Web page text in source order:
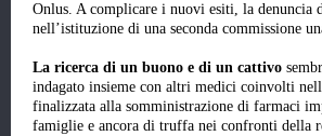
Onlus. A complicare i nuovi esiti, la denuncia
nell’istituzione di una seconda commissione
La ricerca di un buono e di un cattivo
indagato insieme con altri medici coinvolti
finalizzata alla somministrazione di farmaci
famiglie e ancora di truffa nei confronti della